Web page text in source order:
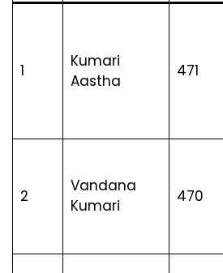
1
Kumari
Aastha
471
2
Vandana
Kumari
470